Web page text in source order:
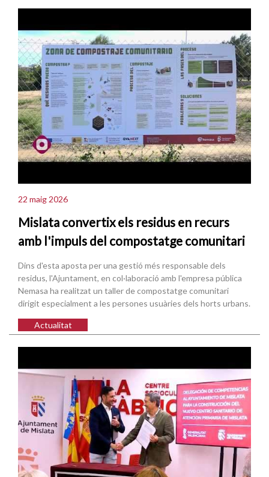
22 maig 2026
Mislata convertix els residus en recurs
amb l'impuls del compostatge comunitari
Dins d'esta aposta per una gestió més responsable dels
residus, l'Ajuntament, en col·laboració amb l'empresa pública
Nemasa ha realitzat un taller de compostatge comunitari
dirigit especialment a les persones usuàries dels horts urbans.
Actualitat